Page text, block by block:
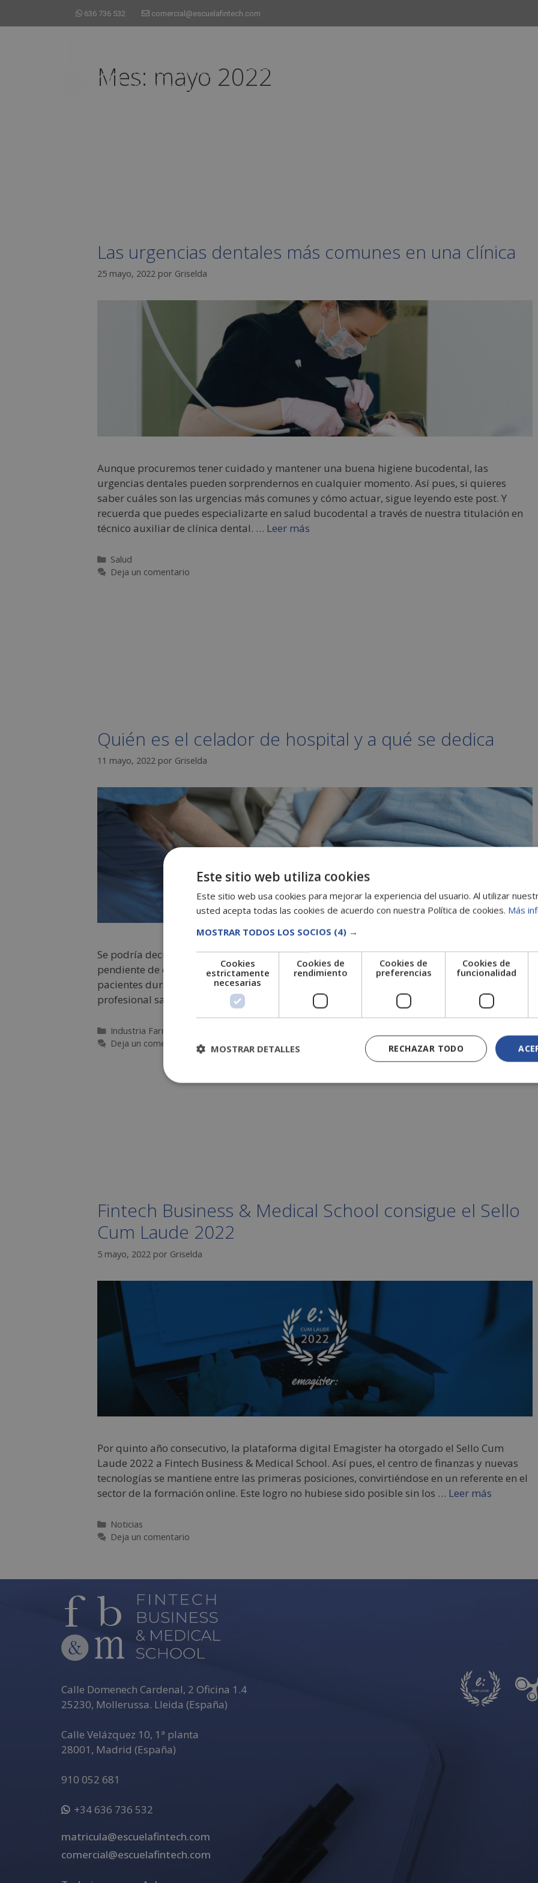
636 736 532 comercial@escuelafintech.com
Mes: mayo 2022
Las urgencias dentales más comunes en una clínica
25 mayo, 2022 por Griselda
Aunque procuremos tener cuidado y mantener una buena higiene bucodental, las
urgencias dentales pueden sorprendernos en cualquier momento. Así pues, si quieres
saber cuáles son las urgencias más comunes y cómo actuar, sigue leyendo este post. Y
recuerda que puedes especializarte en salud bucodental a través de nuestra titulación en
técnico auxiliar de clínica dental. … Leer más
Salud
Deja un comentario
Quién es el celador de hospital y a qué se dedica
11 mayo, 2022 por Griselda
Se podría decir que el celador de hospital es quien vigila un centro sanitario. Está
pendiente de que todo se lleve a cabo correctamente y se preocupa por el bienestar de los
pacientes durante su estancia en el hospital. Así que, si quieres saber más sobre este
profesional sanitario, sigue leyendo. En este post te …
Leer más
Industria Farmacéutica y Veterinaria
Deja un comentario
Fintech Business & Medical School consigue el Sello
Cum Laude 2022
5 mayo, 2022 por Griselda
Por quinto año consecutivo, la plataforma digital Emagister ha otorgado el Sello Cum
Laude 2022 a Fintech Business & Medical School. Así pues, el centro de finanzas y nuevas
tecnologías se mantiene entre las primeras posiciones, convirtiéndose en un referente en el
sector de la formación online. Este logro no hubiese sido posible sin los … Leer más
Noticias
Deja un comentario
Calle Domenech Cardenal, 2 Oficina 1.4
25230, Mollerussa. Lleida (España)
Calle Velázquez 10, 1ª planta
28001 , Madrid (España)
910 052 681
+34 636 736 532
matricula@escuelafintech.com
comercial@escuelafintech.com
Este sitio web utiliza cookies
Este sitio web usa cookies para mejorar la experiencia del usuario. Al utilizar
usted acepta todas las cookies de acuerdo con nuestra Política de cookies. Más
MOSTRAR TODOS LOS SOCIOS (4) →
Cookies
estrictamente
necesarias
Cookies de
rendimiento
Cookies de
preferencias
Cookies de
funcionalidad
RECHAZAR TODO
MOSTRAR DETALLES